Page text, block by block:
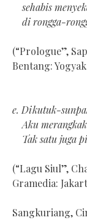
sehabis
di rongga-
(“Prologue”,
Bentang:
e. Dikutuk-
Aku
Tak satu juga
(“Lagu Siul”,
Gramedia:
Sangkuriang,